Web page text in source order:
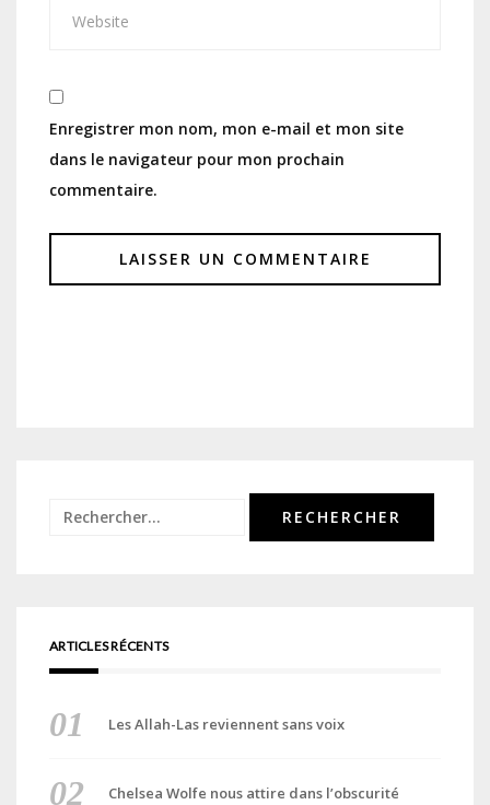
Enregistrer mon nom, mon e-mail et mon site
dans le navigateur pour mon prochain
commentaire.
Rechercher :
ARTICLES RÉCENTS
Les Allah-Las reviennent sans voix
Chelsea Wolfe nous attire dans l’obscurité